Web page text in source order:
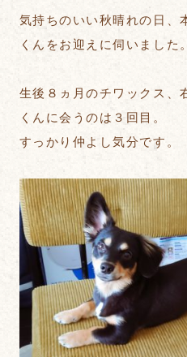
気持ちのいい秋晴れの日、
くんをお迎えに伺いました。
生後８ヵ月のチワックス、
くんに会うのは３回目。
すっかり仲よし気分です。